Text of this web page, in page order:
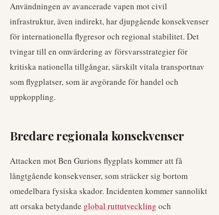
Användningen av avancerade vapen mot civil
infrastruktur, även indirekt, har djupgående konsekvenser
för internationella flygresor och regional stabilitet. Det
tvingar till en omvärdering av försvarsstrategier för
kritiska nationella tillgångar, särskilt vitala transportnav
som flygplatser, som är avgörande för handel och
uppkoppling.
Bredare regionala konsekvenser
Attacken mot Ben Gurions flygplats kommer att få
långtgående konsekvenser, som sträcker sig bortom
omedelbara fysiska skador. Incidenten kommer sannolikt
att orsaka betydande global ruttutveckling och